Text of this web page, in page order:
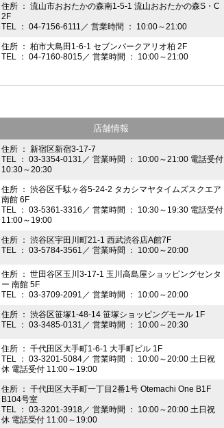
住所 ： 流山市おおたかの森南1-5-1 流山おおたかの森S・C
2F
TEL ： 04-7156-6111／ 営業時間 ： 10:00～21:00
住所 ： 柏市大島田1-6-1 セブンパークアリオ柏 2F
TEL ： 04-7160-8015／ 営業時間 ： 10:00～21:00
店舗情報
住所 ： 新宿区新宿3-17-7
TEL ： 03-3354-0131／ 営業時間 ： 10:00～21:00 電話受付
10:30～20:30
住所 ： 渋谷区千駄ヶ谷5-24-2 タカシマヤタイムズスクエア
南館 6F
TEL ： 03-5361-3316／ 営業時間 ： 10:30～19:30 電話受付
11:00～19:00
住所 ： 渋谷区宇田川町21-1 西武渋谷店A館7F
TEL ： 03-5784-3561／ 営業時間 ： 10:00～20:00
住所 ： 世田谷区玉川3-17-1 玉川高島屋ショッピングセンタ
ー 南館 5F
TEL ： 03-3709-2091／ 営業時間 ： 10:00～20:00
住所 ： 渋谷区笹塚1-48-14 笹塚ショッピングモール 1F
TEL ： 03-3485-0131／ 営業時間 ： 10:00～20:30
住所 ： 千代田区大手町1-6-1 大手町ビル 1F
TEL ： 03-3201-5084／ 営業時間 ： 10:00～20:00 土日祝
休 電話受付 11:00～19:00
住所 ： 千代田区大手町一丁目2番1号 Otemachi One B1F
B104号室
TEL ： 03-3201-3918／ 営業時間 ： 10:00～20:00 土日祝
休 電話受付 11:00～19:00